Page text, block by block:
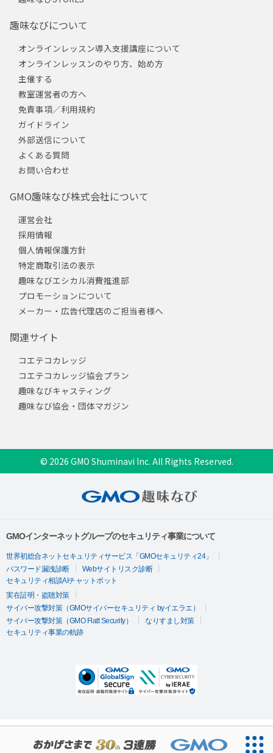
趣味なびについて
オンラインレッスン導入支援講座について
オンラインレッスンのやり方、始め方
主催する
教室運営者の方へ
免責事項／利用規約
ガイドライン
外部送信について
よくある質問
お問い合わせ
GMO趣味なび株式会社について
運営会社
採用情報
個人情報保護方針
特定商取引法の表示
趣味なびエシカル消費推進部
プロモーションについて
メーカー・広告代理店のご担当者様へ
関連サイト
コエテコカレッジ
コエテコカレッジ協会プラン
趣味なびキャスティング
趣味なび協会・団体マガジン
© 2026 GMO Shuminavi Inc. All Rights Reserved.